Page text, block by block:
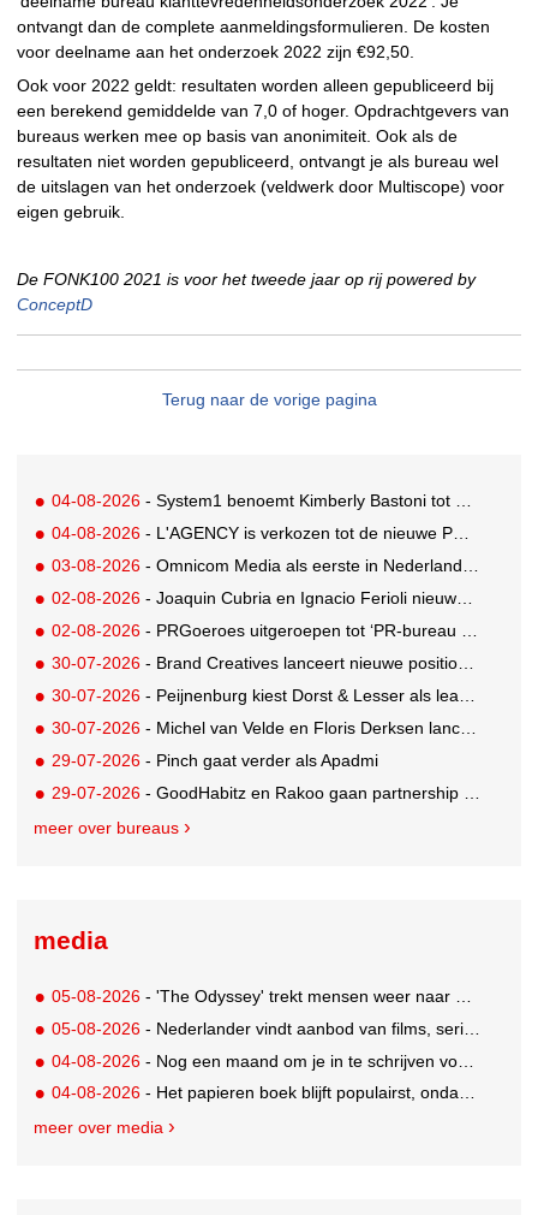
ontvangt dan de complete aanmeldingsformulieren. De kosten
voor deelname aan het onderzoek 2022 zijn €92,50.
Ook voor 2022 geldt: resultaten worden alleen gepubliceerd bij
een berekend gemiddelde van 7,0 of hoger. Opdrachtgevers van
bureaus werken mee op basis van anonimiteit. Ook als de
resultaten niet worden gepubliceerd, ontvangt je als bureau wel
de uitslagen van het onderzoek (veldwerk door Multiscope) voor
eigen gebruik.
De FONK100 2021 is voor het tweede jaar op rij powered by
ConceptD
Terug naar de vorige pagina
04-08-2026 - System1 benoemt Kimberly Bastoni tot Gobal Chief Commercial Officer
04-08-2026 - L'AGENCY is verkozen tot de nieuwe PR-partner van KoRo
03-08-2026 - Omnicom Media als eerste in Nederland actief met advertenties in ChatGPT
02-08-2026 - Joaquin Cubria en Ignacio Ferioli nieuwe Global CCO’s GUT, Renata Neumann Global Head of Production
02-08-2026 - PRGoeroes uitgeroepen tot ‘PR-bureau van het jaar 2026’
30-07-2026 - Brand Creatives lanceert nieuwe positionering: Create to Celebrate
30-07-2026 - Peijnenburg kiest Dorst & Lesser als lead social agency
30-07-2026 - Michel van Velde en Floris Derksen lanceren I.C.Y. group: drie specialistische bureaus, één visie op groei
29-07-2026 - Pinch gaat verder als Apadmi
29-07-2026 - GoodHabitz en Rakoo gaan partnership aan voor geïntegreerde talentontwikkeling
meer over bureaus
media
05-08-2026 - 'The Odyssey' trekt mensen weer naar de bioscoop
05-08-2026 - Nederlander vindt aanbod van films, series en sport vaak versnipperd
04-08-2026 - Nog een maand om je in te schrijven voor de Mercurs 2026
04-08-2026 - Het papieren boek blijft populairst, ondanks digitale alternatieven
meer over media